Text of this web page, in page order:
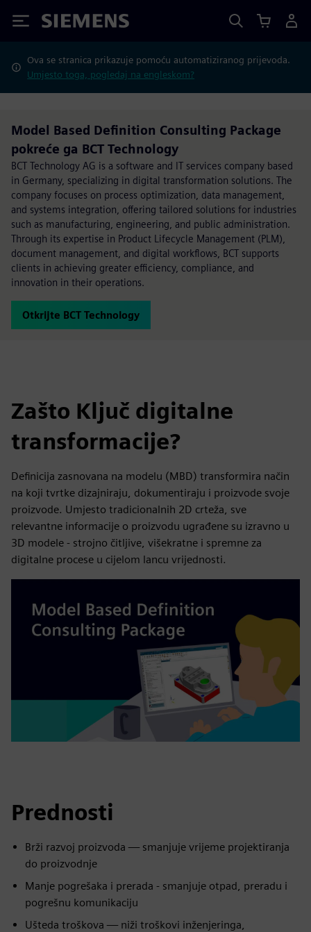
Siemens
Ova se stranica prikazuje pomoću automatiziranog prijevoda.
Umjesto toga, pogledaj na engleskom?
Model Based Definition Consulting Package
pokreće ga BCT Technology
BCT Technology AG is a software and IT services company based
in Germany, specializing in digital transformation solutions. The
company focuses on process optimization, data management,
and systems integration, offering tailored solutions for industries
such as manufacturing, engineering, and public administration.
Through its expertise in Product Lifecycle Management (PLM),
document management, and digital workflows, BCT supports
clients in achieving greater efficiency, compliance, and
innovation in their operations.
Otkrijte BCT Technology
Zašto Ključ digitalne
transformacije?
Definicija zasnovana na modelu (MBD) transformira način
na koji tvrtke dizajniraju, dokumentiraju i proizvode svoje
proizvode. Umjesto tradicionalnih 2D crteža, sve
relevantne informacije o proizvodu ugrađene su izravno u
3D modele - strojno čitljive, višekratne i spremne za
digitalne procese u cijelom lancu vrijednosti.
Prednosti
Brži razvoj proizvoda — smanjuje vrijeme projektiranja
do proizvodnje
Manje pogrešaka i prerada - smanjuje otpad, preradu i
pogrešnu komunikaciju
Ušteda troškova — niži troškovi inženjeringa,